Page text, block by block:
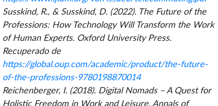
Susskind, R., & Susskind, D. (2022). The Future of the
Professions: How Technology Will Transform the Work
of Human Experts. Oxford University Press.
Recuperado de
https://global.oup.com/academic/product/the-future-
of-the-professions-9780198870014
Reichenberger, I. (2018). Digital Nomads – A Quest for
Holistic Freedom in Work and Leisure. Annals of